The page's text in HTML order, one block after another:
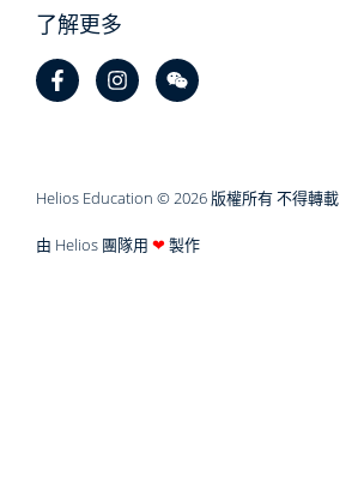
了解更多
Helios Education © 2026 版權所有 不得轉載
由 Helios 團隊用 ❤製作